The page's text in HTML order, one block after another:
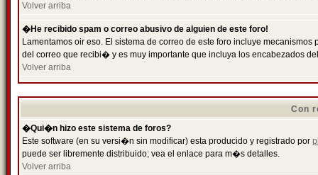
Volver arriba
�He recibido spam o correo abusivo de alguien de este foro!
Lamentamos oir eso. El sistema de correo de este foro incluye
del correo que recibi� y es muy importante que incluya los encabezados
Volver arriba
Con
�Qui�n hizo este sistema de foros?
Este software (en su versi�n sin modificar) esta producido y registrado por
puede ser libremente distribuido; vea el enlace para m�s detalles.
Volver arriba